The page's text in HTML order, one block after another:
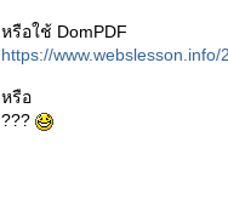
หรือใช้ DomPDF
https://
หรือ
???